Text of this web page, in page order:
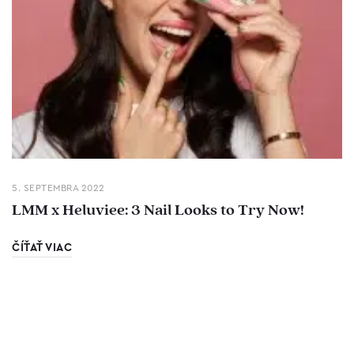
5. SEPTEMBRA 2022
LMM x Heluviee: 3 Nail Looks to Try Now!
ČÍŤAŤ VIAC